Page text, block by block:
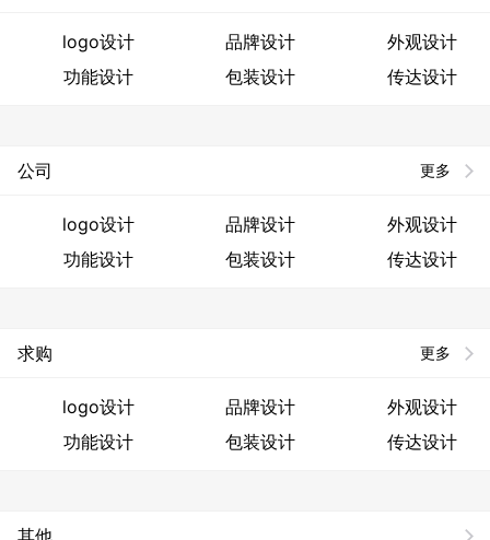
logo设计 品牌设计
外观设计
功能设计
包装设计 传达设计
更多
公司
logo设计 品牌设计
外观设计
功能设计
包装设计 传达设计
更多
求购
logo设计 品牌设计
外观设计
功能设计
包装设计 传达设计
其他